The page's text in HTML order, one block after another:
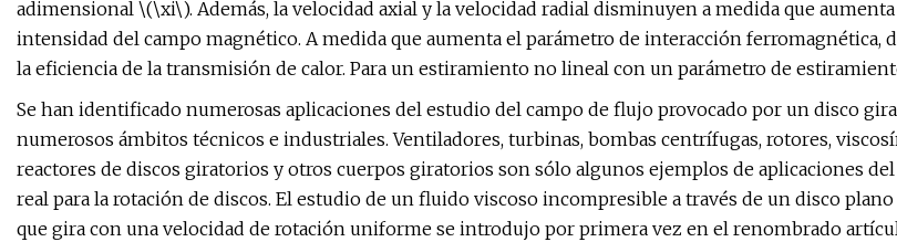
adimensional \(\xi\). Además, la velocidad axial y la velocidad radial disminuyen a medida que
intensidad del campo magnético. A medida que aumenta el parámetro de interacción ferromagnética,
la eficiencia de la transmisión de calor. Para un estiramiento no lineal con un parámetro de
Se han identificado numerosas aplicaciones del estudio del campo de flujo provocado por un disco
numerosos ámbitos técnicos e industriales. Ventiladores, turbinas, bombas centrífugas, rotores,
reactores de discos giratorios y otros cuerpos giratorios son sólo algunos ejemplos de aplicaciones
real para la rotación de discos. El estudio de un fluido viscoso incompresible a través de un disco
que gira con una velocidad de rotación uniforme se introdujo por primera vez en el renombrado